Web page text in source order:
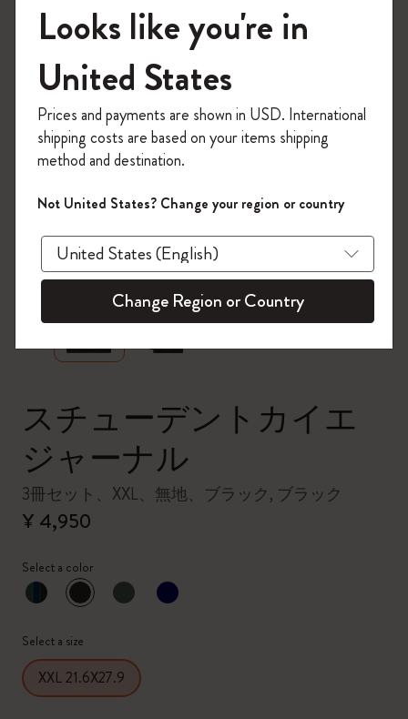
zoom.cta
スチューデントカイエ
ジャーナル
3冊セット、XXL、無地、ブラック, ブラック
¥ 4,950
Select a color
選択済
*選択したカラー
Select a size
XXL 21.6X27.9
モレスキンの世界へようこそ
「WELCOME10」を入力すると、初回注
文が10%オフ＋送料無料になります。セ
ール・アウトレット品は適用外。
Moleskineアカウントを作成して限定オフ
ァーや会員特典、さらに多くのインスピ
レーションを手に入れましょう。
今すぐ会員登録 !
Looks like you're in
United States
Prices and payments are shown in USD. International
shipping costs are based on your items shipping
method and destination.
Not United States? Change your region or country
Change Region or Country